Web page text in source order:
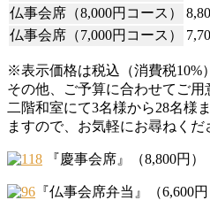
仏事会席（8,000円コース）
仏事会席 （7,000円コース）
※表示価格は税込（消費税10%
その他、ご予算に合わせてご
二階和室にて3名様から28名様
ますので、お気軽にお尋ねくだ
『慶事会席』（8,800円）
『仏事会席弁当』（6,600円